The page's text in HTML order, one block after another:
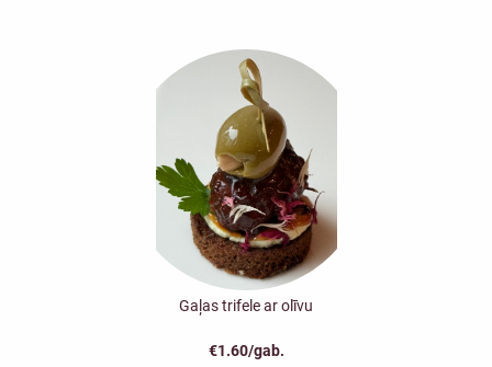
Gaļas trifele ar olīvu
€1.60/gab.